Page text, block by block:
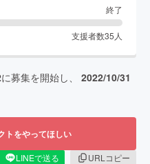
終了
支援者数35 人
に募集を開始し、 2022/10/31
トをやってほしい
LINEで送る
URLコピー